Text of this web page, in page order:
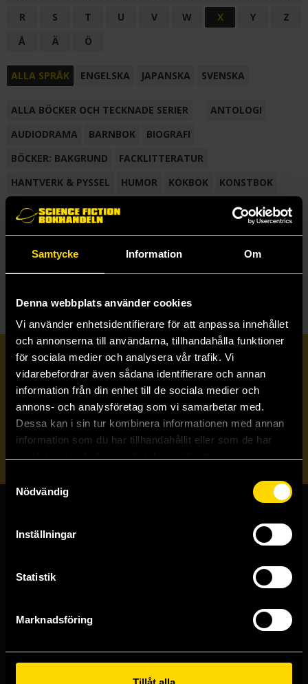
Samtycke Information Om
Denna webbplats använder cookies
Vi använder enhetsidentifierare för att anpassa innehållet
och annonserna till användarna, tillhandahålla funktioner
för sociala medier och analysera vår trafik. Vi
vidarebefordrar även sådana identifierare och annan
information från din enhet till de sociala medier och
annons- och analysföretag som vi samarbetar med.
Dessa kan i sin tur kombinera informationen med annan
information som du har tillhandahållit eller som de har
Nödvändig
Inställningar
Statistik
Marknadsföring
R
S T U V W X Y
Z
Å
Ä Ö
ALLA SPRÅK ENGELSKA JAPANSKA SVENSKA
ALLA BÖCKER OCH TECKNADE SERIER
ANTOLOGI
AUDIODRAMA
BARNBOK
BIOGRAFI
BÖCKER: BAKGRUND
FACKLITTERATUR
HANTVERK & PYSSEL
HUMOR KOKBOK
KONSTBOK
KORTROMAN
LÄROBOK
NOVELL
SAMLINGSVOLYM
TECKNA & MÅLA TECKNAD SERIE
Prenumerera på vårt nyhetsbrev
Veckobrevet
Skicka
Butiker & kundtjänst
Västerlånggatan 48
Göteborgsbutiken
Kungsgatan 19
Malmöbutiken